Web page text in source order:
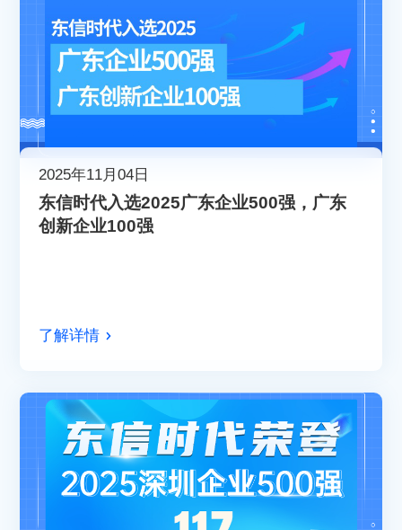
2025年11月04日
东信时代入选2025广东企业500强，广东
创新企业100强
了解详情